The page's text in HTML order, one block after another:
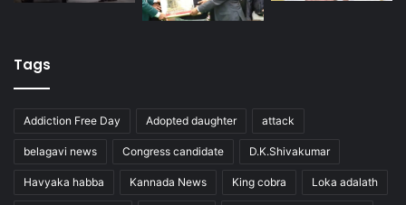
Tags
Addiction Free Day Adopted daughter attack
belagavi news Congress candidate D.K.Shivakumar
Havyaka habba Kannada News King cobra Loka adalath